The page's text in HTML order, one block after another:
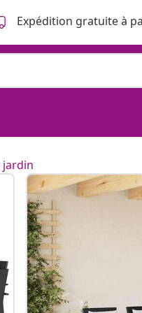
Expédition gratuite à
jardin